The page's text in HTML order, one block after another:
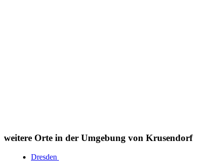
weitere Orte in der Umgebung von Krusendorf
Dresden